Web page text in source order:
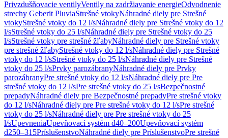
Privzdušňovacie ventilyVentily na zadržiavanie energieOdvodnenie
strechy Geberit PluviaStrešné vtokyNáhradné diely pre Strešné
vtokyStrešné vtoky do 12 l/sNáhradné diely pre Strešné vtoky do 12
l/sStrešné vtoky do 25 l/sNáhradné diely pre Strešné vtoky do 25
l/sStrešné vtoky pre strešné žľabyNáhradné diely pre Strešné vtoky
pre strešné žľabyStrešné vtoky do 12 l/sNáhradné diely pre Strešné
vtoky do 12 l/sStrešné vtoky do 25 l/sNáhradné diely pre Strešné
vtoky do 25 l/sPrvky parozábranyNáhradné diely pre Prvky
parozábranyPre strešné vtoky do 12 l/sNáhradné diely pre Pre
strešné vtoky do 12 l/sPre strešné vtoky do 25 l/sBezpečnostné
prepadyNáhradné diely pre Bezpečnostné prepadyPre strešné vtoky
do 12 l/sNáhradné diely pre Pre strešné vtoky do 12 l/sPre strešné
vtoky do 25 l/sNáhradné diely pre Pre strešné vtoky do 25
l/sUpevneniaUpevňovací systém d40–200Upevňovací systém
d250–315PríslušenstvoNáhradné diely pre PríslušenstvoPre strešné